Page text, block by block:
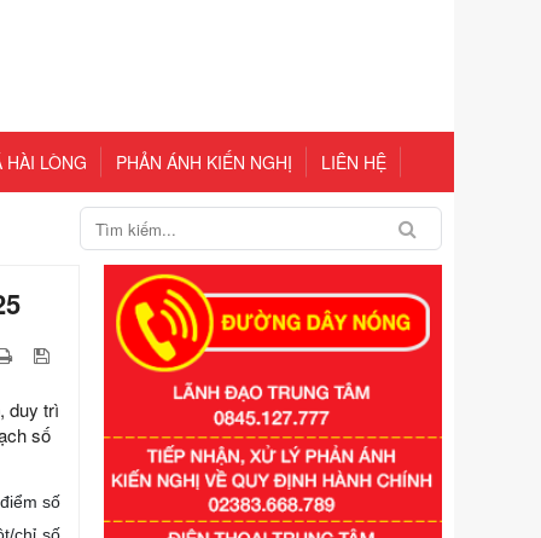
HÀI LÒNG PHẢN ÁNH KIẾN NGHỊ LIÊN HỆ
duy trì
số
số
Số kí hiệu:351/2025/NĐ-CP